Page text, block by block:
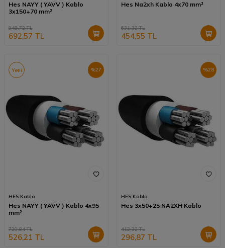
Hes NAYY ( YAVV ) Kablo
3x150+70 mm²
948,72TL
692,57 TL
Hes Na2xh Kablo 4x70 mm²
631,32TL
454,55 TL
%27
Yeni
HES Kablo
Hes NAYY ( YAVV ) Kablo 4x95
mm²
720,84TL
526,21 TL
%28
HES Kablo
Hes 3x50+25 NA2XH Kablo
412,32TL
296,87 TL